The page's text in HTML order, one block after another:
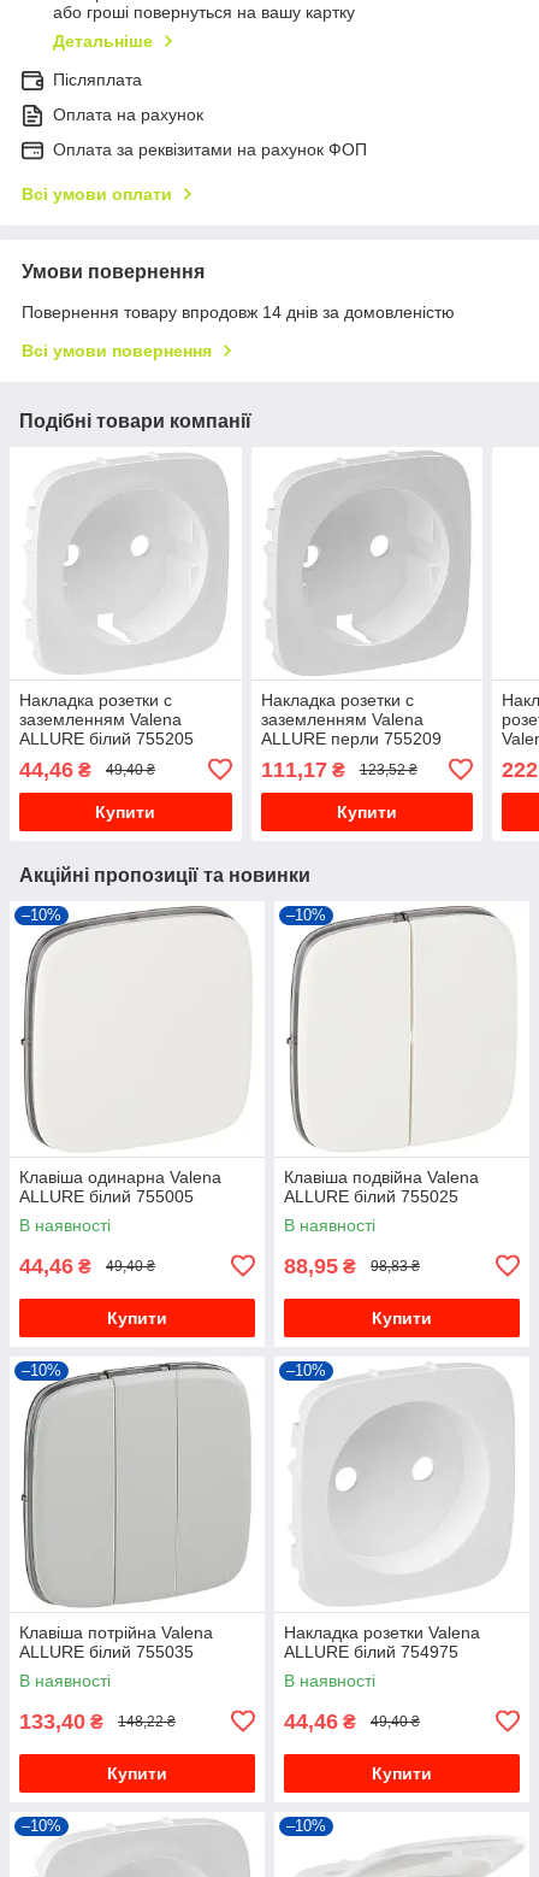
або гроші повернуться на вашу картку
Детальніше
Післяплата
Оплата на рахунок
Оплата за реквізитами на рахунок ФОП
Всі умови оплати
Умови повернення
Повернення товару впродовж 14 днів за домовленістю
Всі умови повернення
Подібні товари компанії
Накладка розетки с
заземленням Valena
ALLURE білий 755205
44,46 ₴ 49,40 ₴
Купити
Накладка розетки с
заземленням Valena
ALLURE перли 755209
111,17₴ 123,52 ₴
Купити
Акційні пропозиції та новинки
–10%
Клавіша одинарна Valena
ALLURE білий 755005
В наявності
44,46 ₴ 49,40 ₴
Купити
–10%
Клавіша подвійна Valena
ALLURE білий 755025
В наявності
88,95 ₴ 98,83 ₴
Купити
–10%
Клавіша потрійна Valena
ALLURE білий 755035
В наявності
133,40 ₴ 148,22 ₴
Купити
–10%
Накладка розетки Valena
ALLURE білий 754975
В наявності
44,46 ₴ 49,40 ₴
Купити
–10% –10%